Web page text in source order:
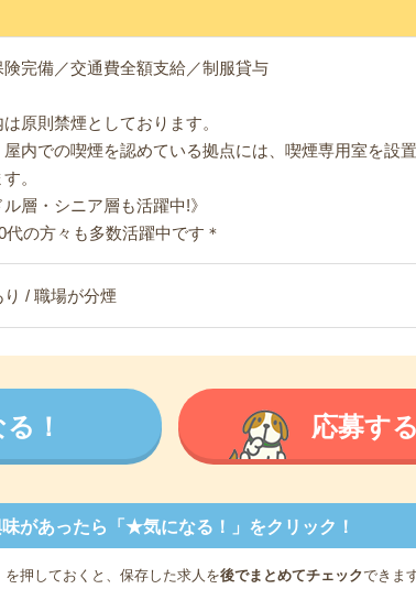
険完備／交通費全額支給／制服貸与
原則禁煙としております。
屋内での喫煙を認めている拠点には、喫煙専用室を設
。
ル層・シニア層も活躍中!》
代の方々も多数活躍中です＊
り / 職場が分煙
！ 応募する
があったら「★気になる！」をクリック！
を押しておくと、保存した求人を後でまとめてチェックできま